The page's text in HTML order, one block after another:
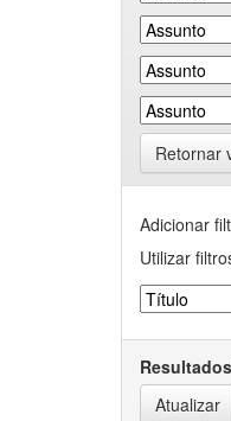
Retornar
Adicionar
Utilizar